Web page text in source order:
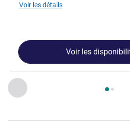
Précédent - Chambre
Page , Chambre 1 :
Voir les détails
Voir les